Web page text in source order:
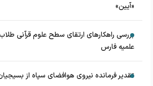
«آیین»
بررسی راهکارهای ارتقای سطح علوم قرآنی
علمیه فارس
تقدیر فرمانده نیروی هوافضای سپاه از